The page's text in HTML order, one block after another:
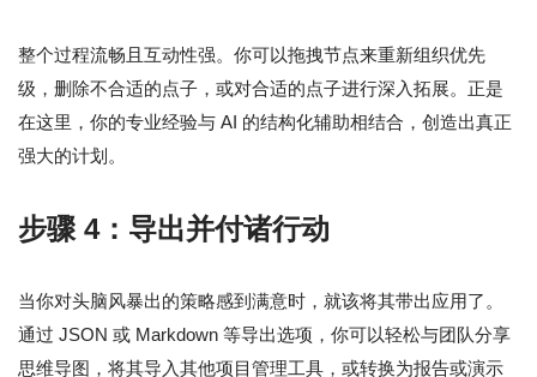
整个过程流畅且互动性强。你可以拖拽节点来重新组织优先
级，删除不合适的点子，或对合适的点子进行深入拓展。正是
在这里，你的专业经验与 AI 的结构化辅助相结合，创造出真正
强大的计划。
步骤 4：导出并付诸行动
当你对头脑风暴出的策略感到满意时，就该将其带出应用了。
通过 JSON 或 Markdown 等导出选项，你可以轻松与团队分享
思维导图，将其导入其他项目管理工具，或转换为报告或演示